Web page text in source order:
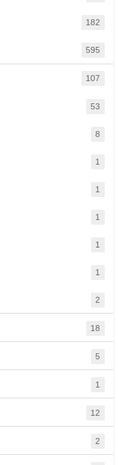
182
595
107
53
8
1
1
1
1
1
2
18
5
1
12
2